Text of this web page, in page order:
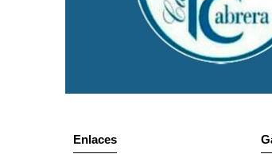
Enlaces